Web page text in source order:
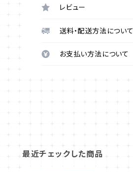
レビュー
送料・配送方法について
お支払い方法について
最近チェックした商品